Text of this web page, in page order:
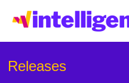
Releases